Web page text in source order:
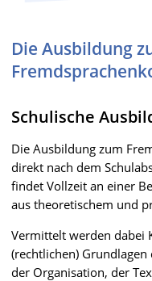
Die Ausbildung
Schulische
Die Ausbildung zum
direkt nach dem
findet Vollzeit an einer
aus theoretischem und
Vermittelt werden dabei
(rechtlichen)
der Organisation, der